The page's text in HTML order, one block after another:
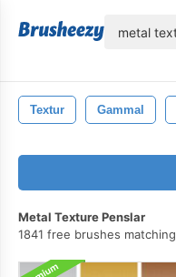
Textur Gammal
Metal Texture Penslar
1841 free brushes matching